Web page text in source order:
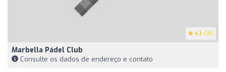
4.7 (18)
Marbella Pádel Club
Consulte os dados de endereço e contato